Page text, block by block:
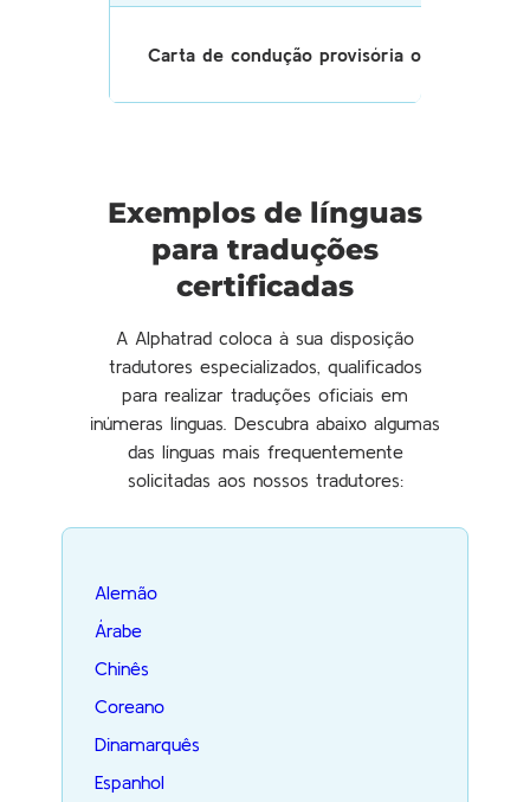
Carta de condução provisória ou
Exemplos de línguas
para traduções
certificadas
A Alphatrad coloca à sua disposição
tradutores especializados, qualificados
para realizar traduções oficiais em
inúmeras línguas. Descubra abaixo algumas
das línguas mais frequentemente
solicitadas aos nossos tradutores:
Alemão
Árabe
Chinês
Coreano
Dinamarquês
Espanhol